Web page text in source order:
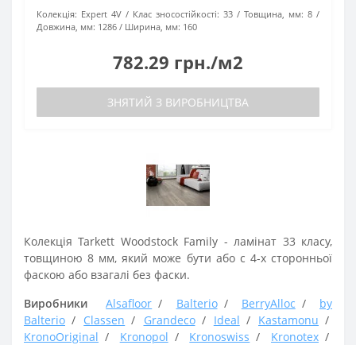
Колекція: Expert 4V Клас зносостійкості: 33 Товщина, мм: 8
Довжина, мм: 1286 Ширина, мм: 160
782.29 грн./м2
ЗНЯТИЙ З ВИРОБНИЦТВА
Колекція Tarkett Woodstock Family - ламінат 33 класу,
товщиною 8 мм, який може бути або c 4-х сторонньої
фаскою або взагалі без фаски.
Виробники
Alsafloor Balterio BerryAlloc
by
Balterio
Classen Grandeco Ideal
Kastamonu
KronoOriginal
Kronopol Kronoswiss
Kronotex